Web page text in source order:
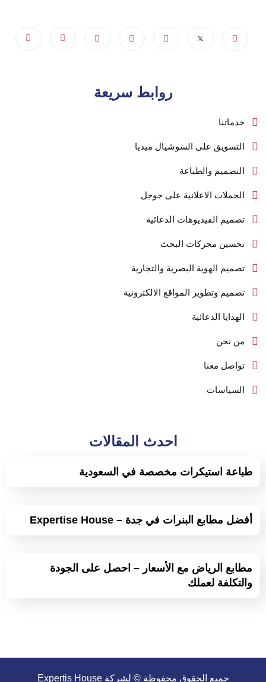
روابط سريعة
خدماتنا
التسويق على السوشيال ميديا
التصميم والطباعة
الحملات الاعلانية على جوجل
تصميم الفيديوهات الدعائية
تحسين محركات البحث
تصميم الهوية البصرية والتجارية
تصميم وتطوير المواقع الالكترونية
الهدايا الدعائية
من نحن
تواصل معنا
السياسات
احدث المقالات
طباعة استيكرات مخصصة في السعودية
أفضل مطابع البنرات في جدة – Expertise House
مطابع الرياض مع الأسعار – احصل على الجودة
والتكلفة لعملك
جميع الحقوق محفوظة © لشركة Expertis House